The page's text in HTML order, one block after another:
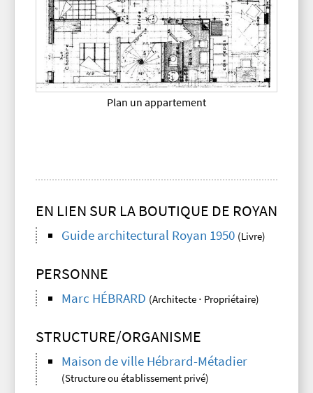
Plan un appartement
EN LIEN SUR LA BOUTIQUE DE ROYAN
Guide architectural Royan 1950 (Livre)
PERSONNE
Marc HÉBRARD (Architecte ⋅ Propriétaire)
STRUCTURE/ORGANISME
Maison de ville Hébrard-Métadier
(Structure ou établissement privé)